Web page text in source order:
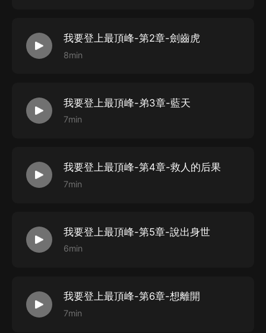
我要登上最頂峰-第2章-劍齒虎
8min
我要登上最頂峰-弟3章-藍天
7min
我要登上最頂峰-第4章-救人的后果
7min
我要登上最頂峰-第5章-說出身世
6min
我要登上最頂峰-第6章-想離開
7min